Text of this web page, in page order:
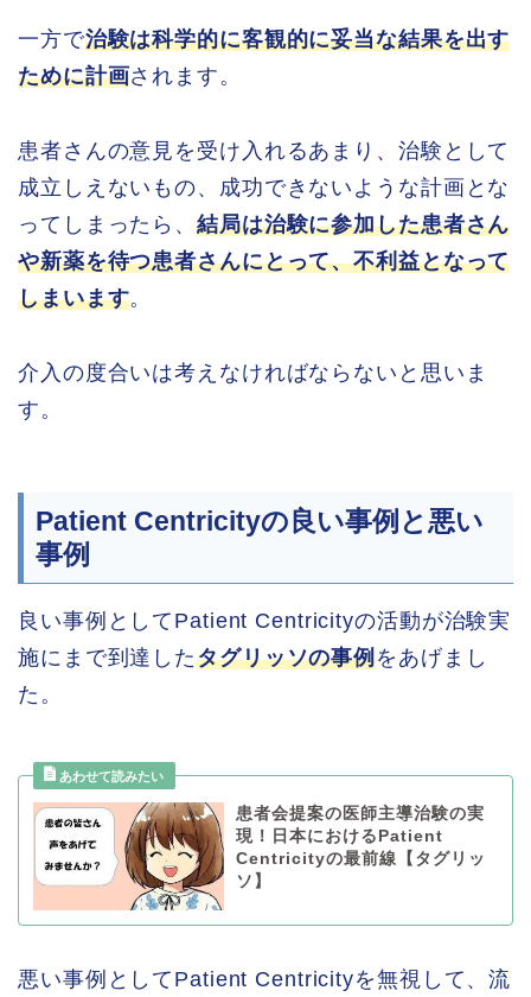
一方で治験は科学的に客観的に妥当な結果を出す
ために計画されます。
患者さんの意見を受け入れるあまり、治験として
成立しえないもの、成功できないような計画とな
ってしまったら、結局は治験に参加した患者さん
や新薬を待つ患者さんにとって、不利益となって
しまいます。
介入の度合いは考えなければならないと思いま
す。
Patient Centricityの良い事例と悪い
事例
良い事例としてPatient Centricityの活動が治験実
施にまで到達したタグリッソの事例をあげまし
た。
患者会提案の医師主導治験の実
現！日本におけるPatient
Centricityの最前線【タグリッ
ソ】
悪い事例としてPatient Centricityを無視して、流